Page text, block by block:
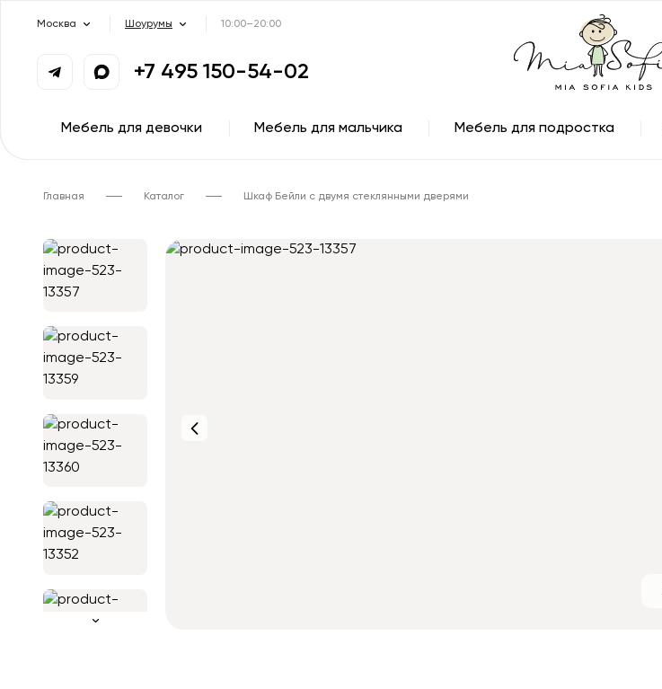
Москва Шоурумы 10:00–20:00
+7 495 150-54-02
Мебель для девочки Мебель для мальчика Мебель для подростка
Главная Каталог Шкаф Бейли с двумя стеклянными дверями